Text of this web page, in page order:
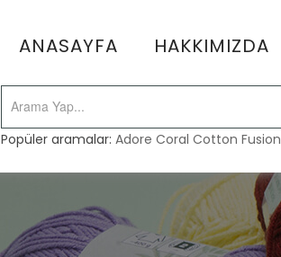
ANASAYFA HAKKIMIZDA
Popüler aramalar:Adore Coral Cotton Fusion